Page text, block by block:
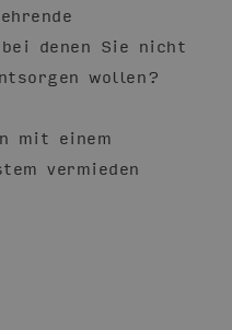
denen Sie nicht
wollen?
mit einem
vermieden